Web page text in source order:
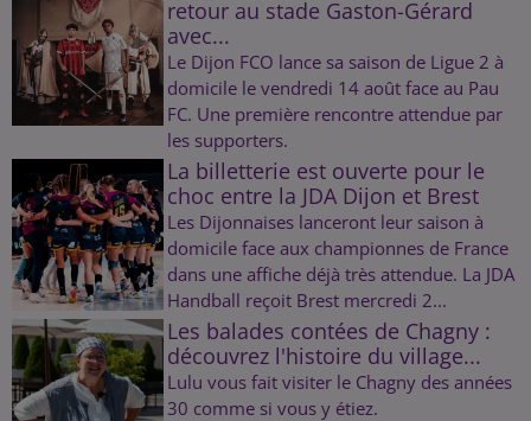
retour au stade Gaston-Gérard
avec...
Le Dijon FCO lance sa saison de Ligue 2 à
domicile le vendredi 14 août face au Pau
FC. Une première rencontre attendue par
les supporters.
La billetterie est ouverte pour le
choc entre la JDA Dijon et Brest
Les Dijonnaises lanceront leur saison à
domicile face aux championnes de France
dans une affiche déjà très attendue. La JDA
Handball reçoit Brest mercredi 2...
Les balades contées de Chagny :
découvrez l'histoire du village...
Lulu vous fait visiter le Chagny des années
30 comme si vous y étiez.